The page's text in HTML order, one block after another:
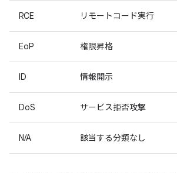
RCE リモートコード実行
EoP 権限昇格
ID 情報開示
DoS サービス拒否攻撃
N/A 該当する分類なし